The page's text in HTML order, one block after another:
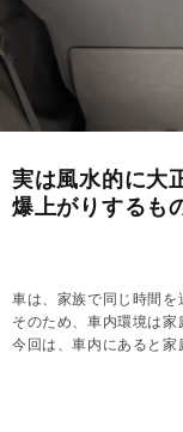
実は風水的に大
爆上がりするも
車は、家族で同じ時間を
そのため、車内環境は家
今回は、車内にあると家